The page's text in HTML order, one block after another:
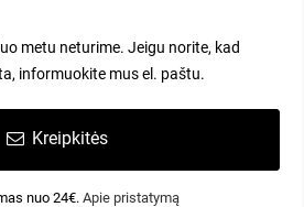
metu neturime. Jeigu norite, kad
informuokite mus el. paštu.
Kreipkitės
nuo 24€. Apie pristatymą